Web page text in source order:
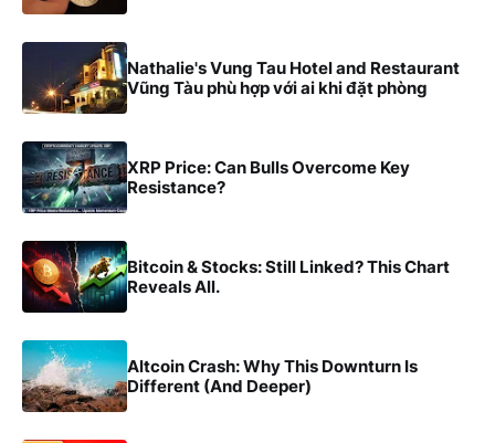
Nathalie's Vung Tau Hotel and Restaurant
Vũng Tàu phù hợp với ai khi đặt phòng
XRP Price: Can Bulls Overcome Key
Resistance?
Bitcoin & Stocks: Still Linked? This Chart
Reveals All.
Altcoin Crash: Why This Downturn Is
Different (And Deeper)